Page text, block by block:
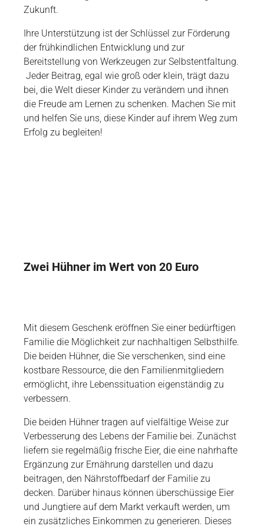
Zukunft.
Ihre Unterstützung ist der Schlüssel zur Förderung
der frühkindlichen Entwicklung und zur
Bereitstellung von Werkzeugen zur Selbstentfaltung.
Jeder Beitrag, egal wie groß oder klein, trägt dazu
bei, die Welt dieser Kinder zu verändern und ihnen
die Freude am Lernen zu schenken. Machen Sie mit
und helfen Sie uns, diese Kinder auf ihrem Weg zum
Erfolg zu begleiten!
Zwei Hühner im Wert von 20 Euro
Mit diesem Geschenk eröffnen Sie einer bedürftigen
Familie die Möglichkeit zur nachhaltigen Selbsthilfe.
Die beiden Hühner, die Sie verschenken, sind eine
kostbare Ressource, die den Familienmitgliedern
ermöglicht, ihre Lebenssituation eigenständig zu
verbessern.
Die beiden Hühner tragen auf vielfältige Weise zur
Verbesserung des Lebens der Familie bei. Zunächst
liefern sie regelmäßig frische Eier, die eine nahrhafte
Ergänzung zur Ernährung darstellen und dazu
beitragen, den Nährstoffbedarf der Familie zu
decken. Darüber hinaus können überschüssige Eier
und Jungtiere auf dem Markt verkauft werden, um
ein zusätzliches Einkommen zu generieren. Dieses